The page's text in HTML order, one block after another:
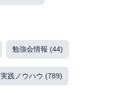
勉強会情報 (44)
実践ノウハウ (789)